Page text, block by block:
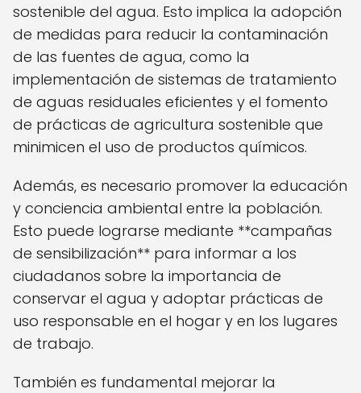
sostenible del agua. Esto implica la adopción
de medidas para reducir la contaminación
de las fuentes de agua, como la
implementación de sistemas de tratamiento
de aguas residuales eficientes y el fomento
de prácticas de agricultura sostenible que
minimicen el uso de productos químicos.
Además, es necesario promover la educación
y conciencia ambiental entre la población.
Esto puede lograrse mediante **campañas
de sensibilización** para informar a los
ciudadanos sobre la importancia de
conservar el agua y adoptar prácticas de
uso responsable en el hogar y en los lugares
de trabajo.
También es fundamental mejorar la